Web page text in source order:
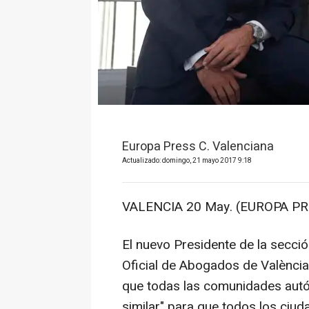
Europa Press C. Valenciana
Actualizado: domingo, 21 mayo 2017 9:18
VALENCIA 20 May. (EUROPA
El nuevo Presidente de la
Oficial de Abogados de
que todas las comunidades